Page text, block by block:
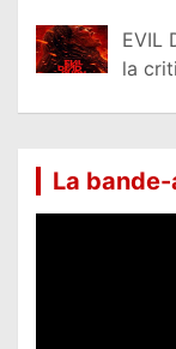
EVIL
la
La